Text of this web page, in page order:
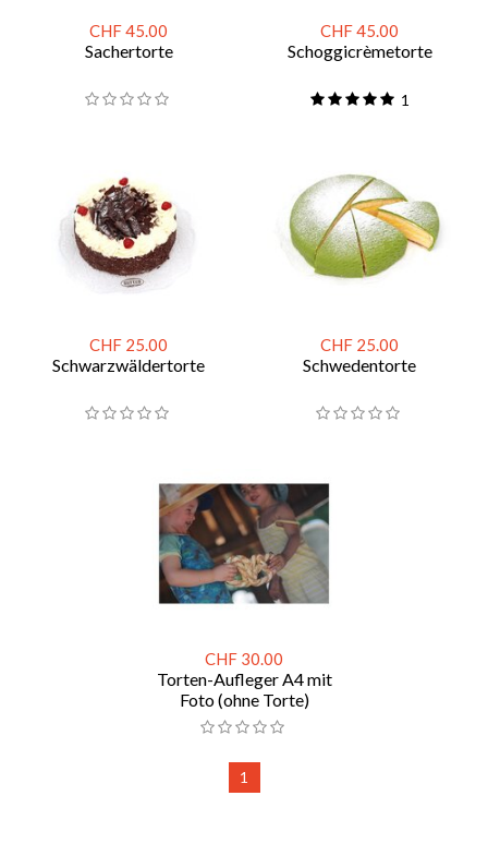
CHF 45.00
Sachertorte
CHF 45.00
Schoggicrèmetorte
1
CHF 25.00
Schwarzwäldertorte
CHF 25.00
Schwedentorte
CHF 30.00
Torten-Aufleger A4 mit
Foto (ohne Torte)
1